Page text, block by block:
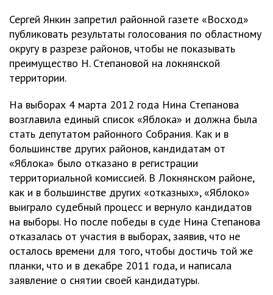
Сергей Янкин запретил районной газете «Восход»
публиковать результаты голосования по областному
округу в разрезе районов, чтобы не показывать
преимущество Н. Степановой на локнянской
территории.
На выборах 4 марта 2012 года Нина Степанова
возглавила единый список «Яблока» и должна была
стать депутатом районного Собрания. Как и в
большинстве других районов, кандидатам от
«Яблока» было отказано в регистрации
территориальной комиссией. В Локнянском районе,
как и в большинстве других «отказных», «Яблоко»
выиграло судебный процесс и вернуло кандидатов
на выборы. Но после победы в суде Нина Степанова
отказалась от участия в выборах, заявив, что не
осталось времени для того, чтобы достичь той же
планки, что и в декабре 2011 года, и написала
заявление о снятии своей кандидатуры.